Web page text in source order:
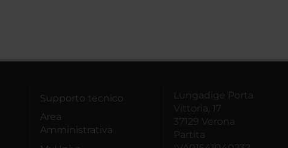
Supporto tecnico
Area
Amministrativa
Lungadige Porta
Vittoria, 17
37129 Verona
Partita